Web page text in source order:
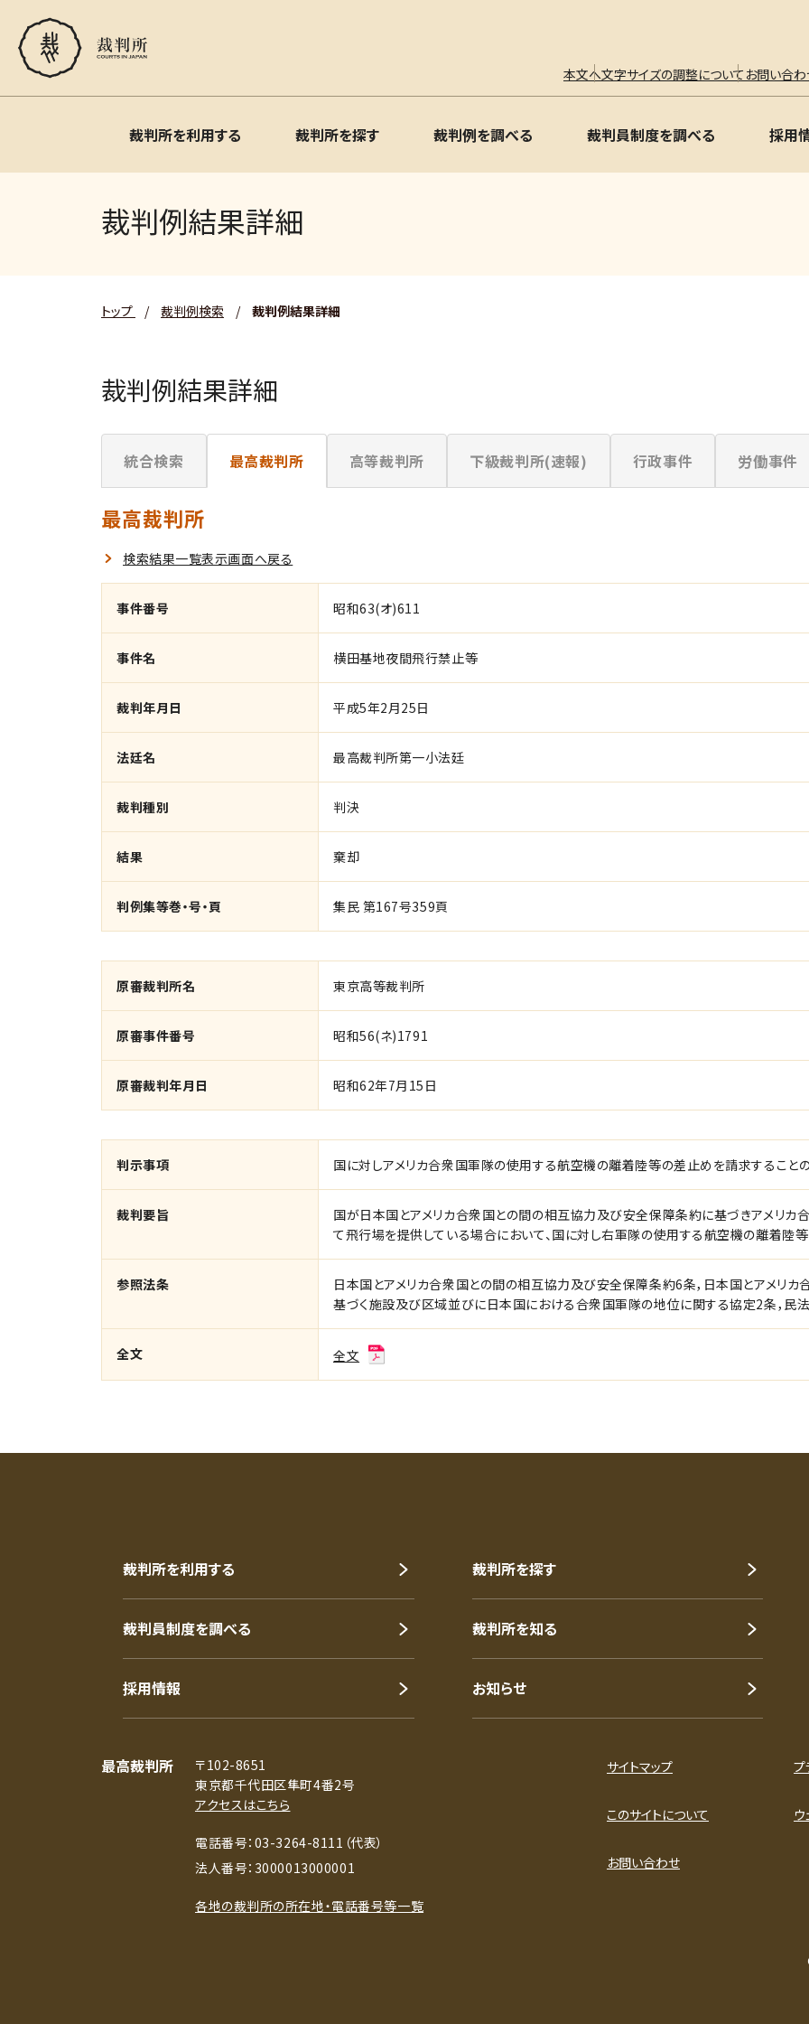
本文へ文字サイズの調整について お問い合
裁判所を利用する 裁判所を探す 裁判例を調べる 裁判員制度を調べる 採用
裁判例結果詳細
トップ / 裁判例検索 / 裁判例結果詳細
裁判例結果詳細
統合検索 最高裁判所 高等裁判所 下級裁判所(速報) 行政事件 労働事件
最高裁判所
検索結果一覧表示画面へ戻る
事件番号 昭和63(オ)611
事件名 横田基地夜間飛行禁止等
裁判年月日 平成5年2月25日
法廷名 最高裁判所第一小法廷
裁判種別 判決
結果 棄却
判例集等巻・号・頁 集民 第167号359頁
原審裁判所名 東京高等裁判所
原審事件番号 昭和56(ネ)1791
原審裁判年月日 昭和62年7月15日
判示事項 国に対しアメリカ合衆国軍隊の使用する航空機の離着陸等の差止めを請求すること
裁判要旨
国が日本国とアメリカ合衆国との間の相互協力及び安全保障条約に基づきアメリ
て飛行場を提供している場合において、国に対し右軍隊の使用する航空機の離着陸
参照法条
日本国とアメリカ合衆国との間の相互協力及び安全保障条約6条，日本国とアメリ
基づく施設及び区域並びに日本国における合衆国軍隊の地位に関する協定2条，民
全文 全文
裁判所を利用する 裁判所を探す
裁判員制度を調べる 裁判所を知る
採用情報 お知らせ
最高裁判所
〒102-8651
東京都千代田区隼町4番2号
アクセスはこちら
電話番号：03-3264-8111（代表）
法人番号：3000013000001
各地の裁判所の所在地・電話番号等一覧
サイトマップ プ
このサイトについて
お問い合わせ